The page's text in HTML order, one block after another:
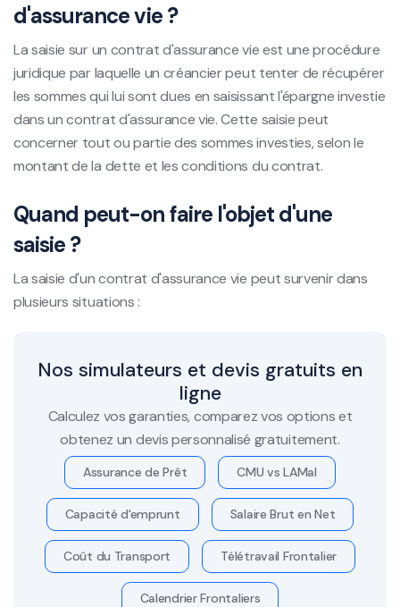
d'assurance vie ?
La saisie sur un contrat d'assurance vie est une procédure
juridique par laquelle un créancier peut tenter de récupérer
les sommes qui lui sont dues en saisissant l'épargne investie
dans un contrat d'assurance vie. Cette saisie peut
concerner tout ou partie des sommes investies, selon le
montant de la dette et les conditions du contrat.
Quand peut-on faire l'objet d'une
saisie ?
La saisie d'un contrat d'assurance vie peut survenir dans
plusieurs situations :
Nos simulateurs et devis gratuits en
ligne
Calculez vos garanties, comparez vos options et
obtenez un devis personnalisé gratuitement.
Assurance de Prêt CMU vs LAMal
Capacité d'emprunt Salaire Brut en Net
Coût du Transport Télétravail Frontalier
Calendrier Frontaliers